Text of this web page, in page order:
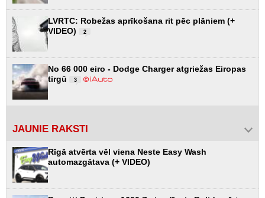
LVRTC: Robežas aprīkošana rit pēc plāniem (+
VIDEO)
2
No 66 000 eiro - Dodge Charger atgriežas Eiropas
tirgū
3
JAUNIE RAKSTI
Rīgā atvērta vēl viena Neste Easy Wash
automazgātava (+ VIDEO)